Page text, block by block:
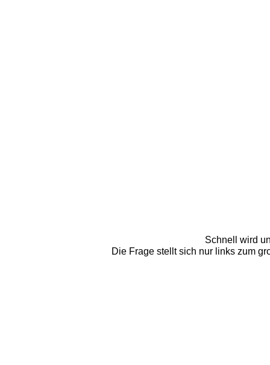
Schnell wird
Die Frage stellt sich nur links zum